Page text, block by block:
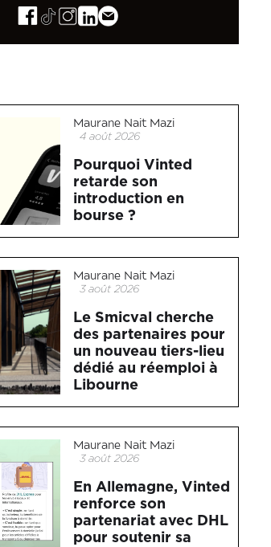
Maurane Nait Mazi
4 août 2026
Pourquoi Vinted
retarde son
introduction en
bourse ?
Maurane Nait Mazi
3 août 2026
Le Smicval cherche
des partenaires pour
un nouveau tiers-lieu
dédié au réemploi à
Libourne
Maurane Nait Mazi
3 août 2026
En Allemagne, Vinted
renforce son
partenariat avec DHL
pour soutenir sa